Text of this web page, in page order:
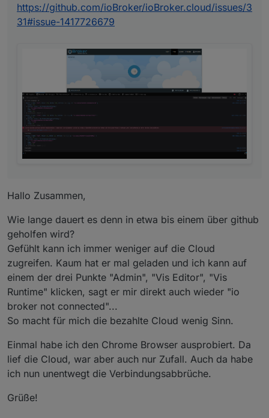
https://github.com/ioBroker/ioBroker.cloud/issues/3
31#issue-1417726679
Hallo Zusammen,
Wie lange dauert es denn in etwa bis einem über github
geholfen wird?
Gefühlt kann ich immer weniger auf die Cloud
zugreifen. Kaum hat er mal geladen und ich kann auf
einem der drei Punkte "Admin", "Vis Editor", "Vis
Runtime" klicken, sagt er mir direkt auch wieder "io
broker not connected"...
So macht für mich die bezahlte Cloud wenig Sinn.
Einmal habe ich den Chrome Browser ausprobiert. Da
lief die Cloud, war aber auch nur Zufall. Auch da habe
ich nun unentwegt die Verbindungsabbrüche.
Grüße!